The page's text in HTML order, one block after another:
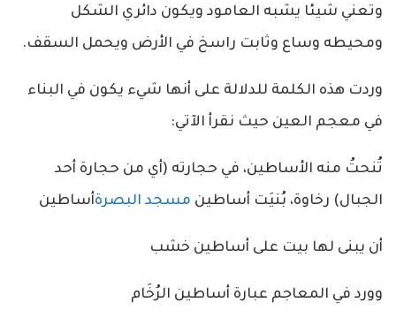
وتعني شيئا يشبه العامود ويكون دائري الشكل
ومحيطه وساع وثابت راسخ في الأرض ويحمل السقف.
وردت هذه الكلمة للدلالة على أنها شيء يكون في البناء
في معجم العين حيث نقرأ الآتي:
تُنحتُ منه الأساطين، في حجارته (أي من حجارة أحد
الجبال) رخاوة، بُنيَت ‌أساطين مسجد البصرةأساطين
أن يبنى لها بيت على ‌أساطين خشب
و‌ورد في المعاجم عبارة أساطين الرُخَام